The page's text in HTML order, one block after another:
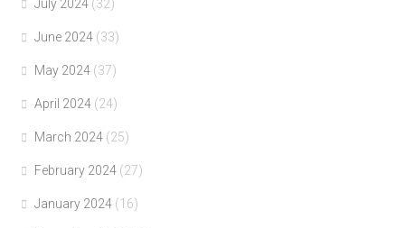
July 2024 (32)
June 2024 (33)
May 2024 (37)
April 2024 (24)
March 2024 (25)
February 2024 (27)
January 2024 (16)